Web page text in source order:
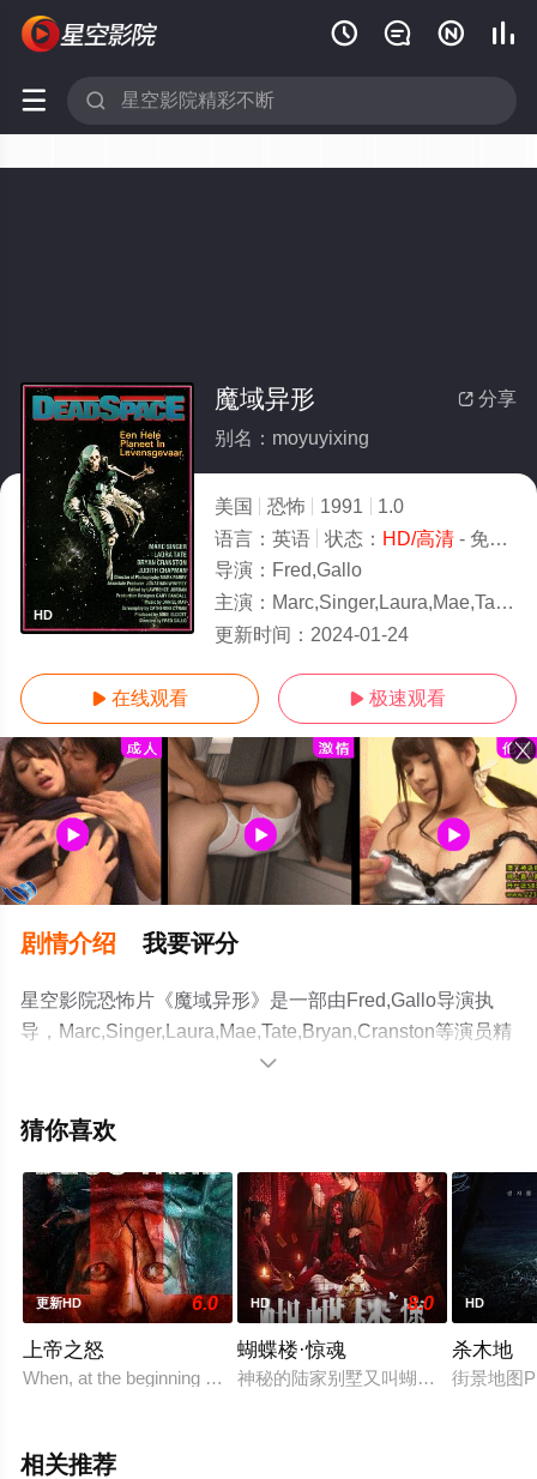
   
 
HD
 分享
魔域异形
别名：moyuyixing
美国 恐怖 1991
1.0
语言： 英语 状态： HD/高清- 免费在线观看
导演： Fred,Gallo
主演： Marc,Singer,Laura,Mae,Tate,Bryan,Cranston
更新时间： 2024-01-24
 在线观看  极速观看
剧情介绍 我要评分
星空影院恐怖片《魔域异形》是一部由Fred,Gallo导演执
导，Marc,Singer,Laura,Mae,Tate,Bryan,Cranston等演员精
彩演绎的美国电影，手机免费观看高清未删减完整版电影
电视猫或剧情网等平台了解。

猜你喜欢
更新HD 6.0
上帝之怒
When, at the beginning of Deus Irae, Father Javier
HD 8.0
蝴蝶楼·惊魂
神秘的陆家别墅又叫蝴蝶楼，是出了
HD
杀木地
街景地图
相关推荐